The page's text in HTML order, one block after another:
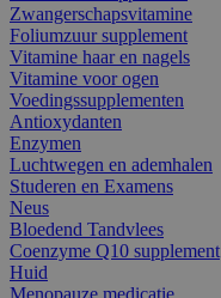
Zwangerschapsvitamine
Foliumzuur supplement
Vitamine haar en nagels
Vitamine voor ogen
Voedingssupplementen
Antioxydanten
Enzymen
Luchtwegen en ademhalen
Studeren en Examens
Neus
Bloedend Tandvlees
Coenzyme Q10 supplement
Huid
Menopauze medicatie